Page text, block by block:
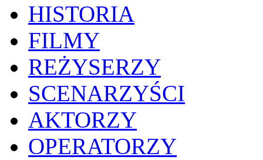
HISTORIA
FILMY
REŻYSERZY
SCENARZYŚCI
AKTORZY
OPERATORZY